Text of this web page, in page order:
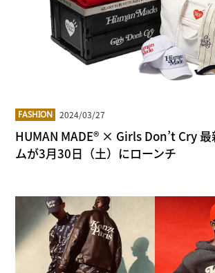
FASHION 2024/03/27
HUMAN MADE® × Girls Don’t Cry
ムが3月30日（土）にローンチ